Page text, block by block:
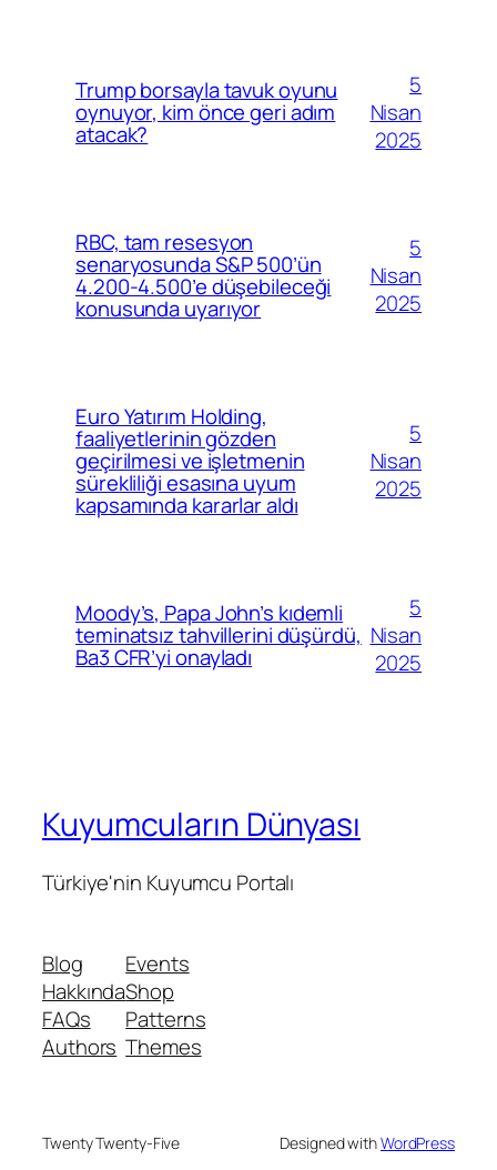
Trump borsayla tavuk oyunu
oynuyor, kim önce geri adım
atacak?
5
Nisan
2025
RBC, tam resesyon
senaryosunda S&P 500’ün
4.200-4.500’e düşebileceği
konusunda uyarıyor
5
Nisan
2025
Euro Yatırım Holding,
faaliyetlerinin gözden
geçirilmesi ve işletmenin
sürekliliği esasına uyum
kapsamında kararlar aldı
5
Nisan
2025
Moody’s, Papa John’s kıdemli
teminatsız tahvillerini düşürdü,
Ba3 CFR’yi onayladı
5
Nisan
2025
Kuyumcuların Dünyası
Türkiye'nin Kuyumcu Portalı
Blog
Hakkında
FAQs
Authors
Events
Shop
Patterns
Themes
Twenty Twenty-Five Designed withWordPress